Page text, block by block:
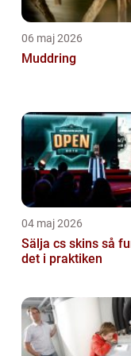
06 maj 2026
Muddring
04 maj 2026
Sälja cs skins så fungerar
det i praktiken